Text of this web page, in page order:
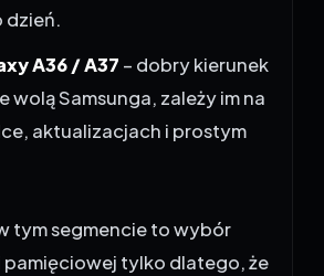
dzień.
A36 / A37 – dobry kierunek
wolą Samsunga, zależy im na
aktualizacjach i prostym
tym segmencie to wybór
pamięciowej tylko dlatego, że